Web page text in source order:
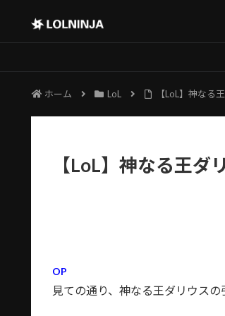
ホーム LoL 【LoL】神なる
【LoL】神なる王ダ
OP
見ての通り、神なる王ダリウス